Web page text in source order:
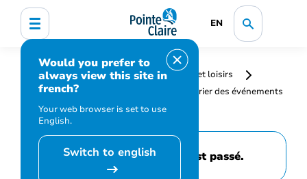
EN
Would you prefer to
always view this site in
french?
Your web browser is set to use
English.
Switch to english
Accueil
Bibliothèque, culture, sports et loisirs
Programmation et inscription
Calendrier des événements
et activités
Exploration théâtrale
Cet événement est passé.